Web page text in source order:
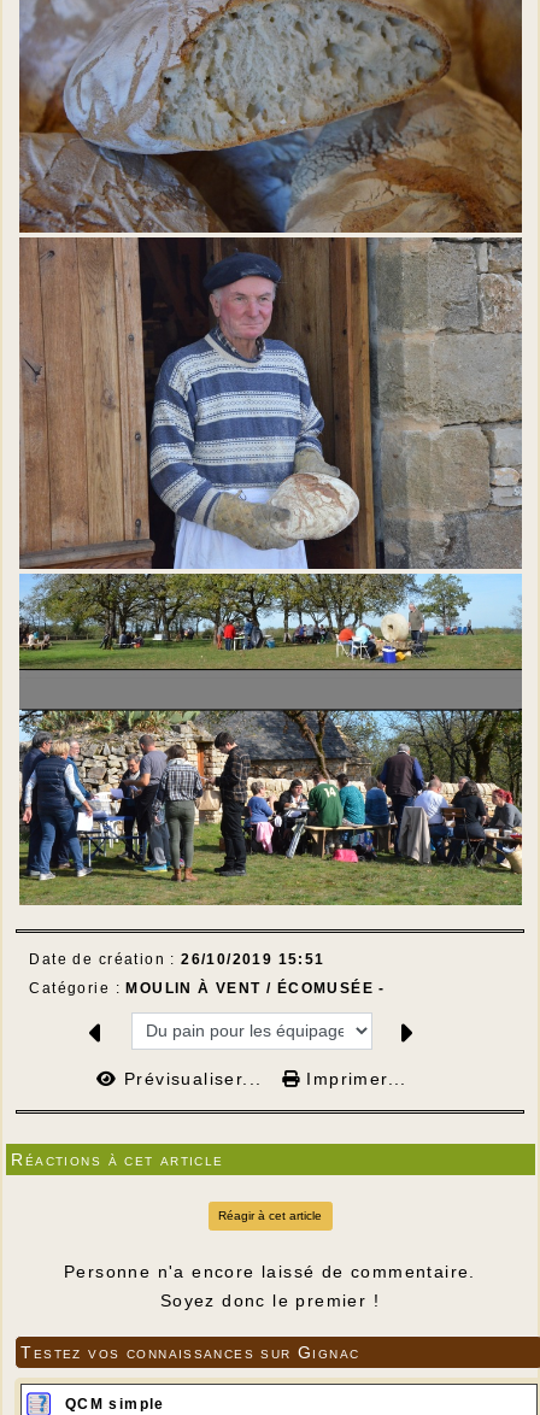
Date de création :26/10/2019 15:51
Catégorie : MOULIN À VENT / ÉCOMUSÉE -
Prévisualiser... Imprimer...
Réactions à cet article
Réagir à cet article
Personne n'a encore laissé de commentaire.
Soyez donc le premier !
Testez vos connaissances sur Gignac
QCM simple